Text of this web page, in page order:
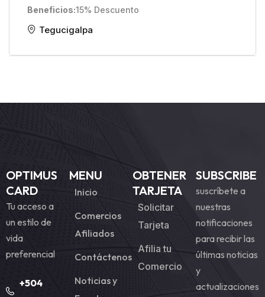
Beneficios 15% Descuento
Tegucigalpa
OPTIMUS
CARD
Tu acceso a
un estilo de
vida
preferencial
+504
MENU
Inicio
Comercios
Afiliados
Contáctenos
Noticias y
OBTENER
TARJETA
Solicitar
Tarjeta
Afilia tu
Comercio
SUBSCRIBE
suscríbete a
nuestras
notificaciones
para recibir las
últimas noticias
y
actualizaciones